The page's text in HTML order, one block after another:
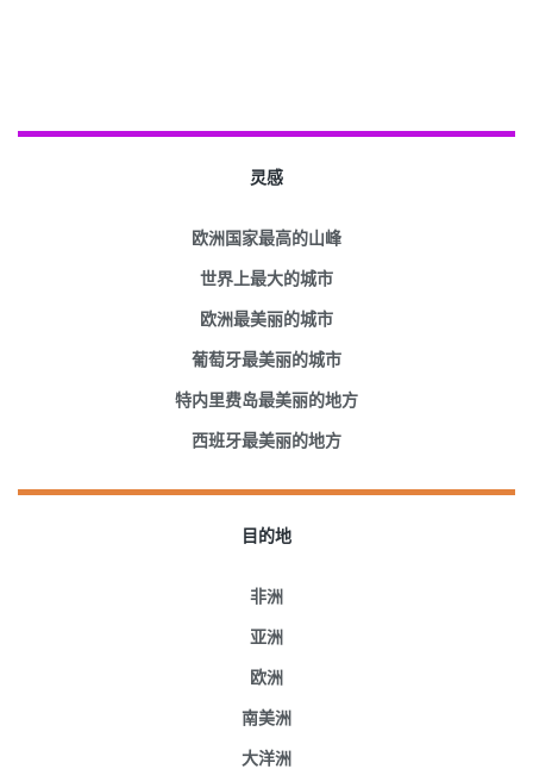
灵感
欧洲国家最高的山峰
世界上最大的城市
欧洲最美丽的城市
葡萄牙最美丽的城市
特内里费岛最美丽的地方
西班牙最美丽的地方
目的地
非洲
亚洲
欧洲
南美洲
大洋洲